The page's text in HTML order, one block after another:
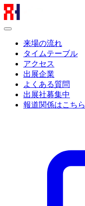
来場の流れ
タイムテーブル
アクセス
出展企業
よくある質問
出展社募集中
報道関係はこちら